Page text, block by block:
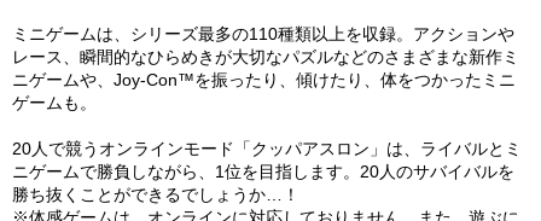
ミニゲームは、シリーズ最多の110種類以上を収録。アクションや
レース、瞬間的なひらめきが大切なパズルなどのさまざまな新作ミ
ニゲームや、Joy-Con™を振ったり、傾けたり、体をつかったミニ
ゲームも。
20人で競うオンラインモード「クッパアスロン」は、ライバルとミ
ニゲームで勝負しながら、1位を目指します。20人のサバイバルを
勝ち抜くことができるでしょうか…！